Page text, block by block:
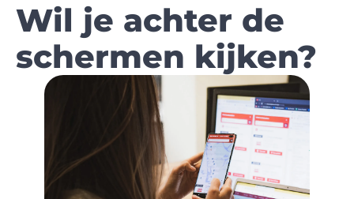
Wil je achter de
schermen kijken?